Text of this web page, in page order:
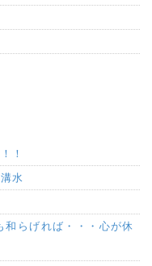
！
水
らげれば・・・心が休